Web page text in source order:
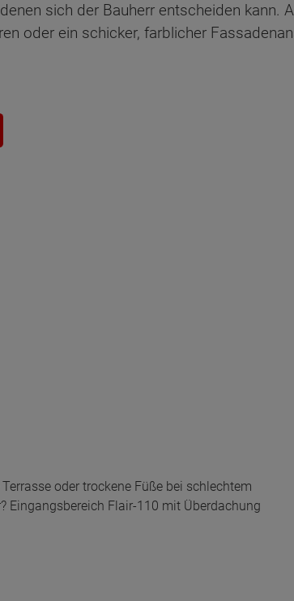
sich der Bauherr entscheiden kann.
oder ein schicker, farblicher
Terrasse oder trockene Füße bei schlechtem
Eingangsbereich Flair-110 mit Überdachung